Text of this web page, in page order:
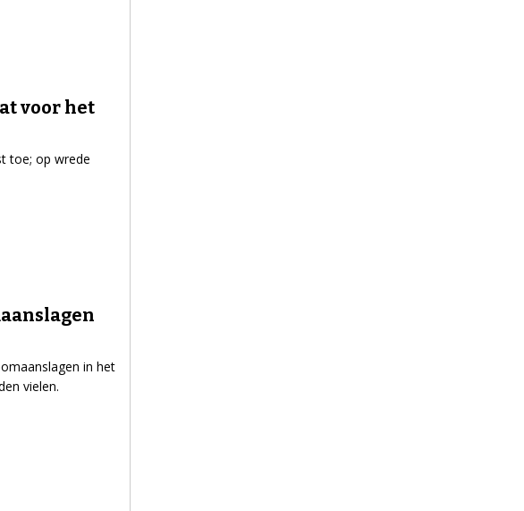
voor het
toe; op wrede
in het
vielen.